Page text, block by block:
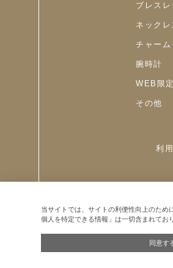
ブレスレ
ネックレ
チャーム
腕時計
WEB限定
その他
利
当サイトでは、サイトの利便性向上のた
個人を特定できる情報」は一切含まれてお
同意す